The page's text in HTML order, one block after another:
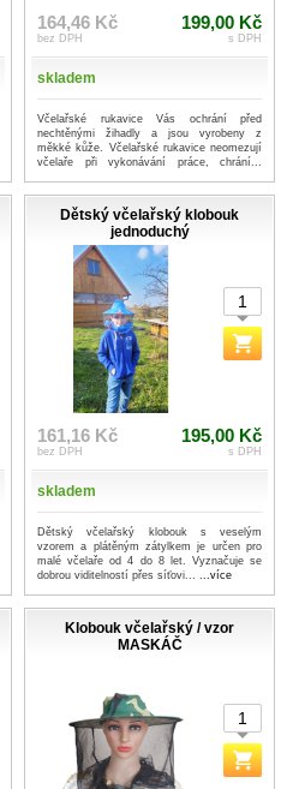
164,46 Kč
bez DPH
199,00 Kč
s DPH
skladem
Včelařské rukavice Vás ochrání před
nechtěnými žihadly a jsou vyrobeny z
měkké kůže. Včelařské rukavice neomezují
včelaře při vykonávání práce, chrání...
Dětský včelařský klobouk
jednoduchý
161,16 Kč
bez DPH
195,00 Kč
s DPH
skladem
Dětský včelařský klobouk s veselým
vzorem a plátěným zátylkem je určen pro
malé včelaře od 4 do 8 let. Vyznačuje se
dobrou viditelností přes síťovi... ...více
Klobouk včelařský / vzor
MASKÁČ